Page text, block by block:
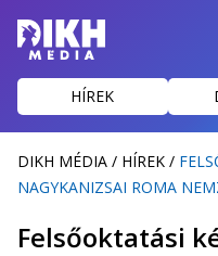
HÍREK
DIKH MÉDIA / HÍREK /
NAGYKANIZSAI ROMA
Felsőoktatási